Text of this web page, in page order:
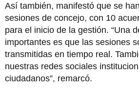
Así también, manifestó que se
sesiones de concejo, con 10
para el inicio de la gestión. “Una
importantes es que las sesiones
transmitidas en tiempo real.
nuestras redes sociales
ciudadanos”, remarcó.